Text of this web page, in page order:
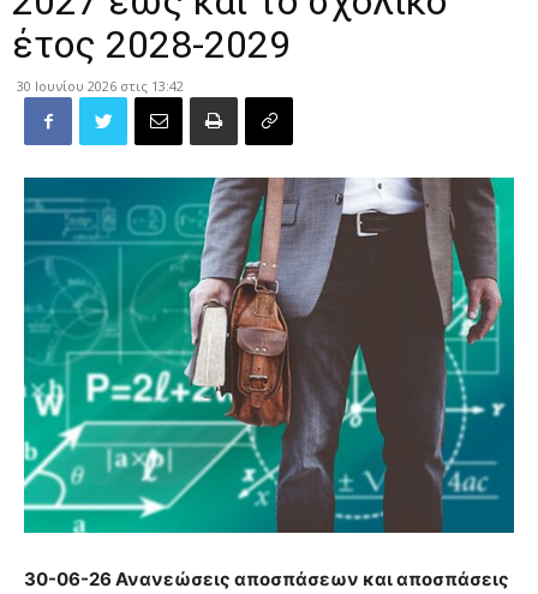
έτος 2028-2029
30 Ιουνίου 2026 στις 13:42
30-06-26 Ανανεώσεις αποσπάσεων και αποσπάσεις